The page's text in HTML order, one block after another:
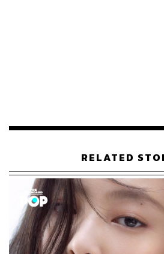
#TBT When
ass on make up on dark skin
ous models that the
ey go train other artists. ) I
reminds me of this pic of Yves
RELATED